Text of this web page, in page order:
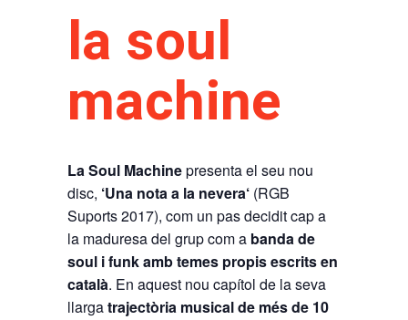
la soul
machine
La Soul Machinepresenta el seu nou
disc, ‘Una nota a la nevera‘ (RGB
Suports 2017), com un pas decidit cap a
la maduresa del grup com a banda de
soul i funk amb temes propis escrits en
català. En aquest nou capítol de la seva
llargatrajectòria musical de més de 10